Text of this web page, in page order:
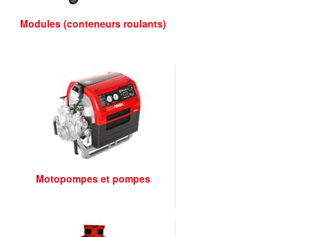
Modules (conteneurs roulants)
Motopompes et pompes